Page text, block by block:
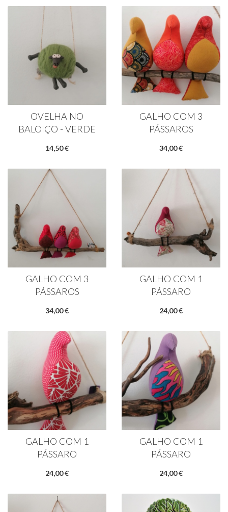
OVELHA NO
BALOIÇO - VERDE
14,50 €
GALHO COM 3
PÁSSAROS
34,00 €
GALHO COM 3
PÁSSAROS
34,00 €
GALHO COM 1
PÁSSARO
24,00 €
GALHO COM 1
PÁSSARO
24,00 €
GALHO COM 1
PÁSSARO
24,00 €